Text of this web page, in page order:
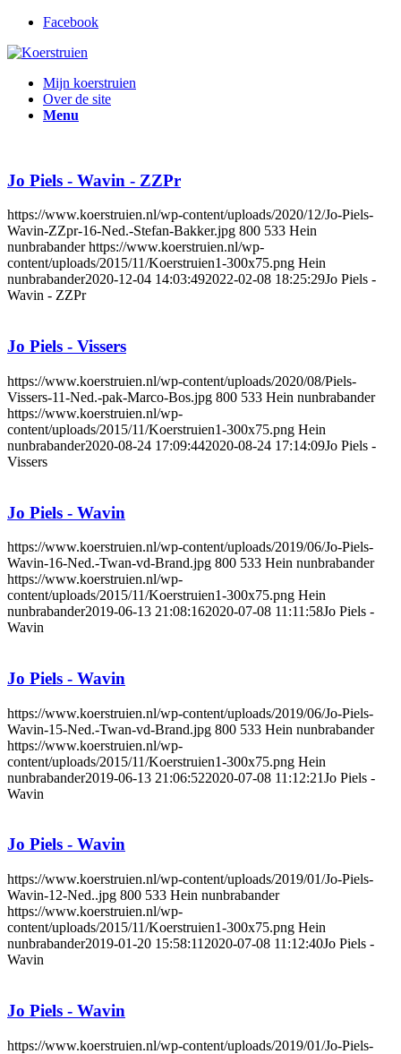
Facebook
Mijn koerstruien
Over de site
Menu
Jo Piels - Wavin - ZZPr
https://www.koerstruien.nl/wp-content/uploads/2020/12/Jo-Piels-
Wavin-ZZpr-16-Ned.-Stefan-Bakker.jpg 800 533 Hein
nunbrabander https://www.koerstruien.nl/wp-
content/uploads/2015/11/Koerstruien1-300x75.png Hein
nunbrabander2020-12-04 14:03:492022-02-08 18:25:29Jo Piels -
Wavin - ZZPr
Jo Piels - Vissers
https://www.koerstruien.nl/wp-content/uploads/2020/08/Piels-
Vissers-11-Ned.-pak-Marco-Bos.jpg 800 533 Hein nunbrabander
https://www.koerstruien.nl/wp-
content/uploads/2015/11/Koerstruien1-300x75.png Hein
nunbrabander2020-08-24 17:09:442020-08-24 17:14:09Jo Piels -
Vissers
Jo Piels - Wavin
https://www.koerstruien.nl/wp-content/uploads/2019/06/Jo-Piels-
Wavin-16-Ned.-Twan-vd-Brand.jpg 800 533 Hein nunbrabander
https://www.koerstruien.nl/wp-
content/uploads/2015/11/Koerstruien1-300x75.png Hein
nunbrabander2019-06-13 21:08:162020-07-08 11:11:58Jo Piels -
Wavin
Jo Piels - Wavin
https://www.koerstruien.nl/wp-content/uploads/2019/06/Jo-Piels-
Wavin-15-Ned.-Twan-vd-Brand.jpg 800 533 Hein nunbrabander
https://www.koerstruien.nl/wp-
content/uploads/2015/11/Koerstruien1-300x75.png Hein
nunbrabander2019-06-13 21:06:522020-07-08 11:12:21Jo Piels -
Wavin
Jo Piels - Wavin
https://www.koerstruien.nl/wp-content/uploads/2019/01/Jo-Piels-
Wavin-12-Ned..jpg 800 533 Hein nunbrabander
https://www.koerstruien.nl/wp-
content/uploads/2015/11/Koerstruien1-300x75.png Hein
nunbrabander2019-01-20 15:58:11 2020-07-08 11:12:40Jo Piels -
Wavin
Jo Piels - Wavin
https://www.koerstruien.nl/wp-content/uploads/2019/01/Jo-Piels-